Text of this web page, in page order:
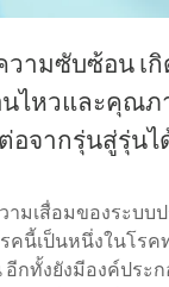
ามซับซ้อน เ
นไหวและคุณ
อจากรุ่นสู่รุ่นไ
มเสื่อมของระบบ
คนี้เป็นหนึ่งในโร
กทั้งยังมีองค์ประ